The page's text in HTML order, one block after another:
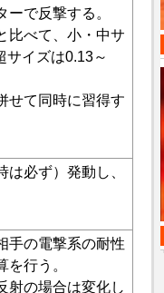
で反撃する。
比べて、小・中サ
サイズは0.13～
せて同時に習得す
必ず）発動し、
手の電撃系の耐性
を行う。
射の場合は変化し